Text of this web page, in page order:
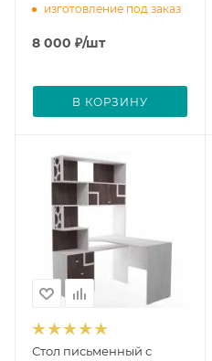
изготовление под заказ
8 000 ₽/шт
В КОРЗИНУ
Стол письменный с